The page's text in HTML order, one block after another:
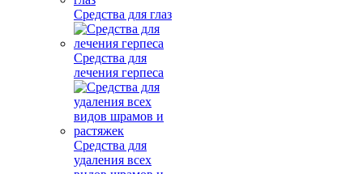
Средства для глаз
Средства для
лечения герпеса
Средства для
удаления всех